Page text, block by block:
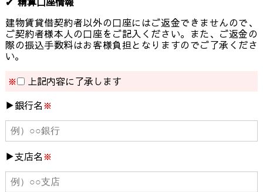
建物賃貸借契約者以外の口座にはご返金できませんので、
ご契約者様本人の口座をご記入ください。また、ご返金の
際の振込手数料はお客様負担となりますのでご了承くださ
い。
※
上記内容に了承します
銀行名※
支店名※